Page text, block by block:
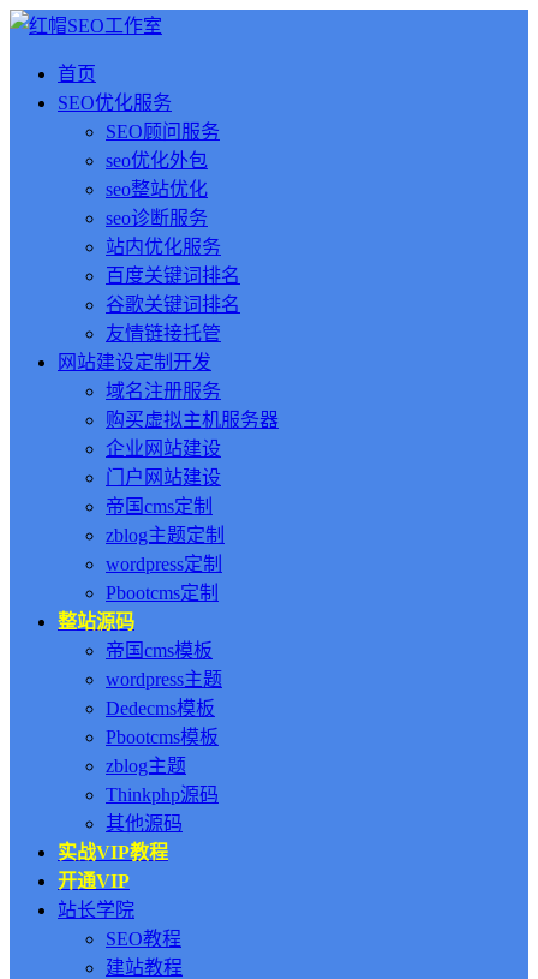
首页
SEO优化服务
SEO顾问服务
seo优化外包
seo整站优化
seo诊断服务
站内优化服务
百度关键词排名
谷歌关键词排名
友情链接托管
网站建设定制开发
域名注册服务
购买虚拟主机服务器
企业网站建设
门户网站建设
帝国cms定制
zblog主题定制
wordpress定制
Pbootcms定制
整站源码
帝国cms模板
wordpress主题
Dedecms模板
Pbootcms模板
zblog主题
Thinkphp源码
其他源码
实战VIP教程
开通VIP
站长学院
SEO教程
建站教程